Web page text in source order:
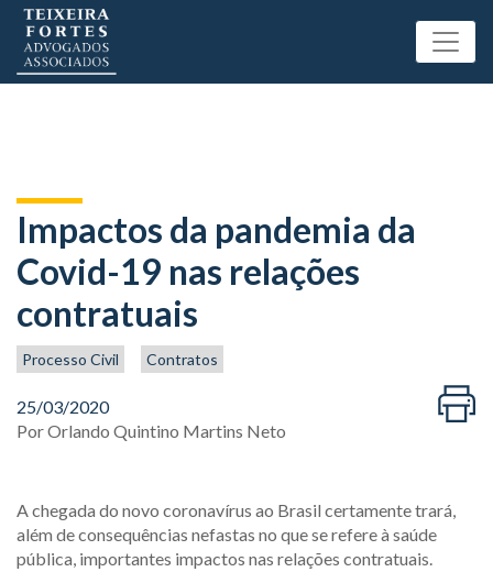
Impactos da pandemia da
Covid-19 nas relações
contratuais
Processo Civil Contratos
25/03/2020
PorOrlando Quintino Martins Neto
A chegada do novo coronavírus ao Brasil certamente trará,
além de consequências nefastas no que se refere à saúde
pública, importantes impactos nas relações contratuais.